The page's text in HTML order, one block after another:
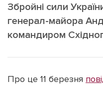
Репортаж
Розслідування
Погляди
Збройні сили
генерал-майора
командиром
Про це 11 березня